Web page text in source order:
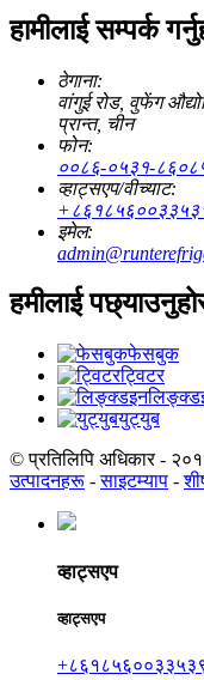
हामीलाई सम्पर्क
ठेगाना:
वांगुई रोड, वुफेंग
प्रान्त, चीन
फोन:
००८६-०५३१-
व्हाट्सएप/वीच्याट:
इमेल:
हमीलाई
फेसबुक
ट्विटर
युट्युब
© प्रतिलिपि अधिकार -
उत्पादनहरू -साइटम्याप -
व्हाट्सएप
व्हाट्सएप